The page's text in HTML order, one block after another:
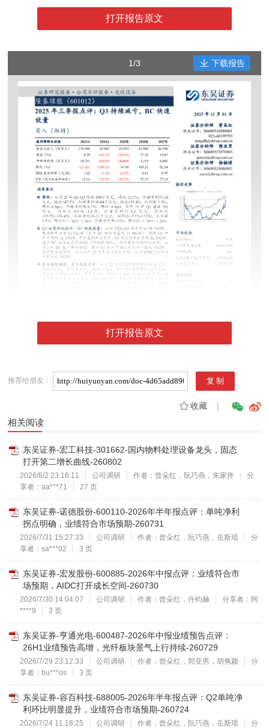
打开报告原文
1/3 下载报告
打开报告原文
推荐给朋友：
收藏|
相关阅读
东吴证券-宏工科技-301662-国内物料处理设备龙头，固态
打开第二增长曲线-260802
2026/8/2 23:16:11 公司调研 作者：曾朵红，阮巧燕，朱家佟
分
享者：aa***71
27 页
东吴证券-诺德股份-600110-2026年半年报点评：单吨净利
拐点明确，业绩符合市场预期-260731
2026/7/31 15:27:33 公司调研 作者：曾朵红，阮巧燕，岳斯瑶
分
享者：sa***02
3 页
东吴证券-宏发股份-600885-2026年中报点评：业绩符合市
场预期，AIDC打开成长空间-260730
2026/7/30 14:04:07 公司调研 作者：曾朵红，许钧赫
分享者：阿
****9
3 页
东吴证券-亨通光电-600487-2026年中报业绩预告点评：
26H1业绩预告高增，光纤板块景气上行持续-260729
2026/7/29 23:12:33 公司调研 作者：曾朵红，郭亚男，胡隽颖
分
享者：bu***os
3 页
东吴证券-容百科技-688005-2026年半年报点评：Q2单吨净
利环比明显提升，业绩符合市场预期-260724
2026/7/24 11:18:25 公司调研 作者：曾朵红，阮巧燕，岳斯瑶
分